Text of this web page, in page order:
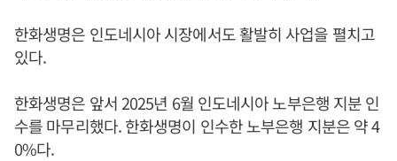
한화생명은 인도네시아 시장에서도 활발히 사업을 펼치고
있다.
한화생명은 앞서 2025년 6월 인도네시아 노부은행 지분 인
수를 마무리했다. 한화생명이 인수한 노부은행 지분은 약 4
0%다.